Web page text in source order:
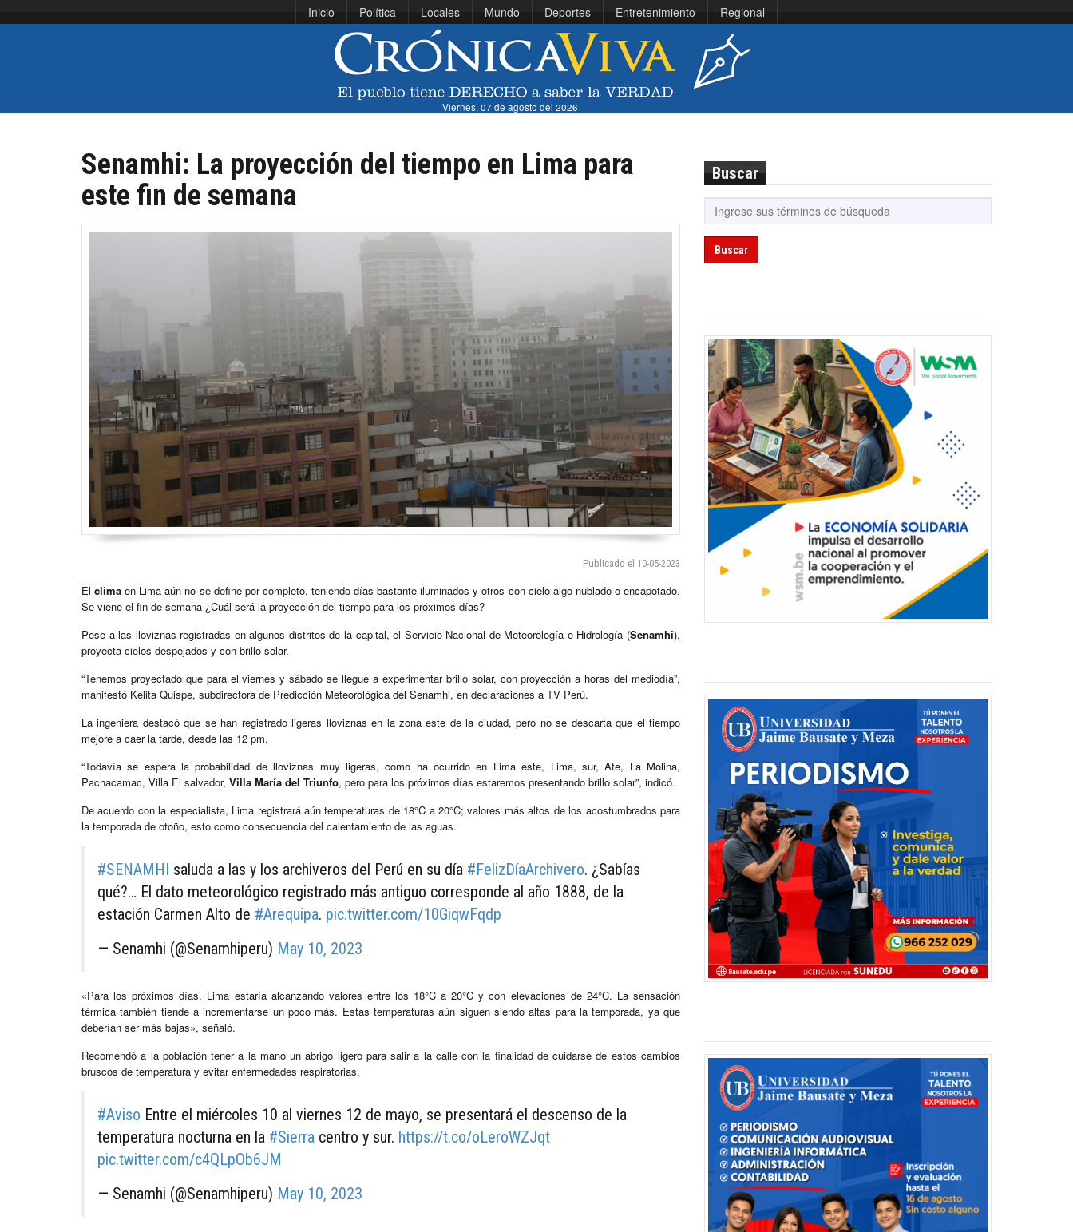
Inicio Política Locales Mundo Deportes Entretenimiento Regional
Viernes, 07 de agosto del 2026
Senamhi: La proyección del tiempo en Lima para
este fin de semana
Publicado el 10-05-2023
Elclima en Lima aún no se define por completo, teniendo días bastante iluminados y otros con cielo algo nublado o encapotado.
Se viene el fin de semana ¿Cuál será la proyección del tiempo para los próximos días?
Pese a las lloviznas registradas en algunos distritos de la capital, el Servicio Nacional de Meteorología e Hidrología (Senamhi),
proyecta cielos despejados y con brillo solar.
“Tenemos proyectado que para el viernes y sábado se llegue a experimentar brillo solar, con proyección a horas del mediodía”,
manifestó Kelita Quispe, subdirectora de Predicción Meteorológica del Senamhi, en declaraciones a TV Perú.
La ingeniera destacó que se han registrado ligeras lloviznas en la zona este de la ciudad, pero no se descarta que el tiempo
mejore a caer la tarde, desde las 12 pm.
“Todavía se espera la probabilidad de lloviznas muy ligeras, como ha ocurrido en Lima este, Lima, sur, Ate, La Molina,
Pachacamac, Villa El salvador, Villa María del Triunfo, pero para los próximos días estaremos presentando brillo solar”, indicó.
De acuerdo con la especialista, Lima registrará aún temperaturas de 18°C a 20°C; valores más altos de los acostumbrados para
la temporada de otoño, esto como consecuencia del calentamiento de las aguas.
#SENAMHI saluda a las y los archiveros del Perú en su día #FelizDíaArchivero. ¿Sabías
qué?… El dato meteorológico registrado más antiguo corresponde al año 1888, de la
estación Carmen Alto de #Arequipa. pic.twitter.com/10GiqwFqdp
— Senamhi (@Senamhiperu) May 10, 2023
«Para los próximos días, Lima estaría alcanzando valores entre los 18°C a 20°C y con elevaciones de 24°C. La sensación
térmica también tiende a incrementarse un poco más. Estas temperaturas aún siguen siendo altas para la temporada, ya que
deberían ser más bajas», señaló.
Recomendó a la población tener a la mano un abrigo ligero para salir a la calle con la finalidad de cuidarse de estos cambios
bruscos de temperatura y evitar enfermedades respiratorias.
#Aviso Entre el miércoles 10 al viernes 12 de mayo, se presentará el descenso de la
temperatura nocturna en la #Sierra centro y sur. https://t.co/oLeroWZJqt
pic.twitter.com/c4QLpOb6JM
— Senamhi (@Senamhiperu) May 10, 2023
Buscar
Buscar